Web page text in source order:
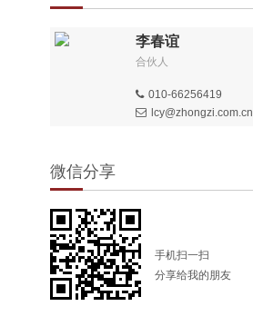
李春谊
合伙人
010-66256419
lcy@zhongzi.com.cn
微信分享
手机扫一扫
分享给我的朋友